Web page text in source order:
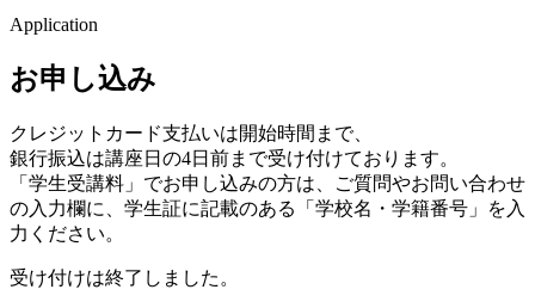
Application
お申し込み
クレジットカード支払いは開始時間まで、
銀行振込は講座日の4日前まで受け付けております。
「学生受講料」でお申し込みの方は、ご質問やお問い合わせ
の入力欄に、学生証に記載のある「学校名・学籍番号」を入
力ください。
受け付けは終了しました。